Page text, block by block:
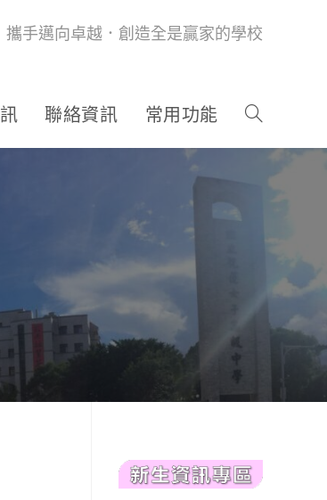
手邁向卓越．創造全是贏家的學校
聯絡資訊 常用功能